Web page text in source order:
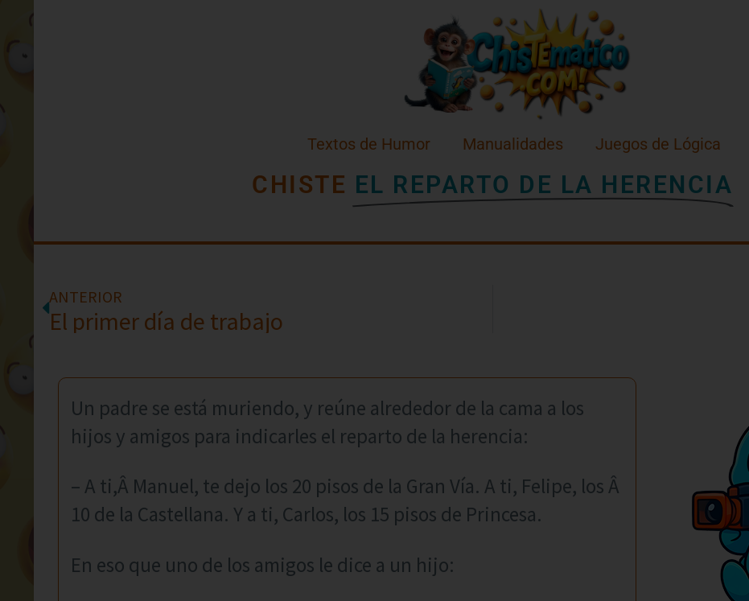
Textos de Humor Manualidades Juegos de Lógica
CHISTE EL REPARTO DE LA HERENCIA
ANTERIOR
El primer día de trabajo
Un padre se está muriendo, y reúne alrededor de la cama a los
hijos y amigos para indicarles el reparto de la herencia:
– A ti,Â Manuel, te dejo los 20 pisos de la Gran Vía. A ti, Felipe, los Â
10 de la Castellana. Y a ti, Carlos, los 15 pisos de Princesa.
En eso que uno de los amigos le dice a un hijo: